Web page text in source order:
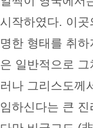
시작하였다. 이
명한 형태를 취
은 일반적으로
러나 그리스도께
임하신다는 큰